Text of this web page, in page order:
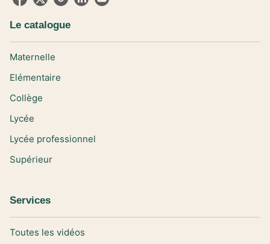
Le catalogue
Maternelle
Elémentaire
Collège
Lycée
Lycée professionnel
Supérieur
Services
Toutes les vidéos